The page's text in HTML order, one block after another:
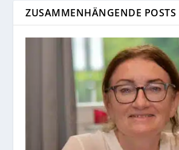
ZUSAMMENHÄNGENDE POSTS